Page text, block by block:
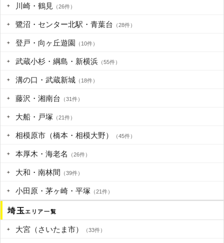
川崎・鶴見 （26件）
鷺沼・センター北駅・青葉台 （28件）
登戸・向ヶ丘遊園 （10件）
武蔵小杉・綱島・新横浜 （55件）
溝の口・武蔵新城 （18件）
藤沢・湘南台 （31件）
大船・戸塚 （21件）
相模原市（橋本・相模大野） （45件）
本厚木・海老名 （26件）
大和・南林間 （39件）
小田原・茅ヶ崎・平塚 （21件）
埼玉エリア一覧
大宮（さいたま市） （33件）